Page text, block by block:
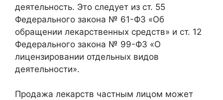
деятельность. Это следует из ст. 55
Федерального закона № 61-ФЗ «Об
обращении лекарственных средств» и ст. 12
Федерального закона № 99-ФЗ «О
лицензировании отдельных видов
деятельности».
Продажа лекарств частным лицом может